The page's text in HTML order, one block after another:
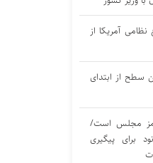
آمریکا از
سطح از ابتدای
مجلس است/
برای پیگیری